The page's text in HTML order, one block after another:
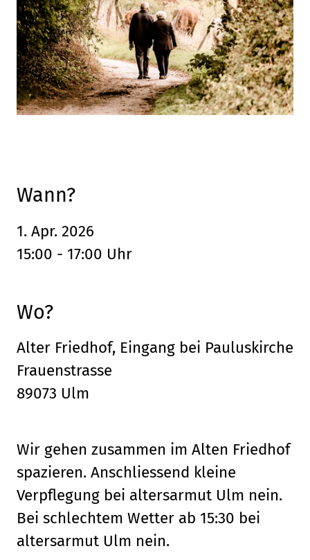
Wann?
1. Apr. 2026
15:00 - 17:00 Uhr
Wo?
Alter Friedhof, Eingang bei Pauluskirche
Frauenstrasse
89073 Ulm
Wir gehen zusammen im Alten Friedhof
spazieren. Anschliessend kleine
Verpflegung bei altersarmut Ulm nein.
Bei schlechtem Wetter ab 15:30 bei
altersarmut Ulm nein.